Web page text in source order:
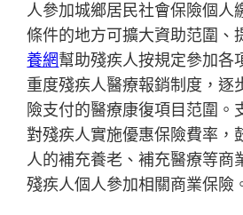
人參加城鄉居民社會保險個人
條件的地方可擴大資助范圍、
養網幫助殘疾人按規定參加各
重度殘疾人醫療報銷制度，逐
險支付的醫療康復項目范圍。
對殘疾人實施優惠保險費率，
人的補充養老、補充醫療等商
殘疾人個人參加相關商業保險